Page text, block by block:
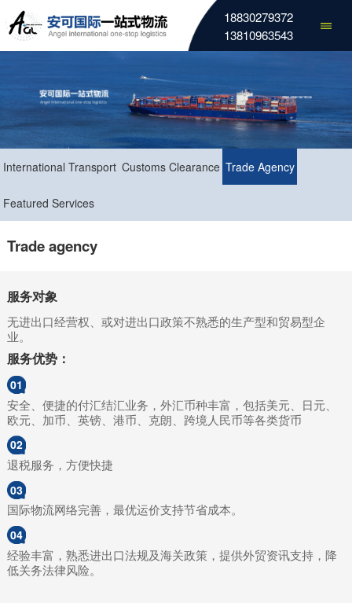
18830279372
13810963543
International Transport Customs Clearance Trade Agency
Featured Services
Trade agency
服务对象
无进出口经营权、或对进出口政策不熟悉的生产型和贸易型企
业。
服务优势：
01
安全、便捷的付汇结汇业务，外汇币种丰富，包括美元、日元、
欧元、加币、英镑、港币、克朗、跨境人民币等各类货币
02
退税服务，方便快捷
03
国际物流网络完善，最优运价支持节省成本。
04
经验丰富，熟悉进出口法规及海关政策，提供外贸资讯支持，降
低关务法律风险。